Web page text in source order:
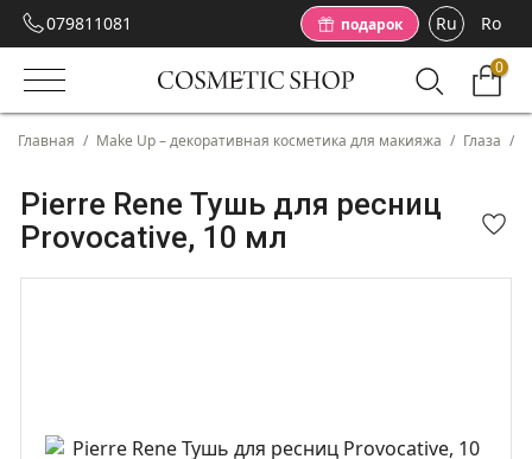
079811081 подарок Ru Ro
0
Главная / Make Up – декоративная косметика для макияжа / Глаза /
Pierre Rene Тушь для ресниц
Provocative, 10 мл